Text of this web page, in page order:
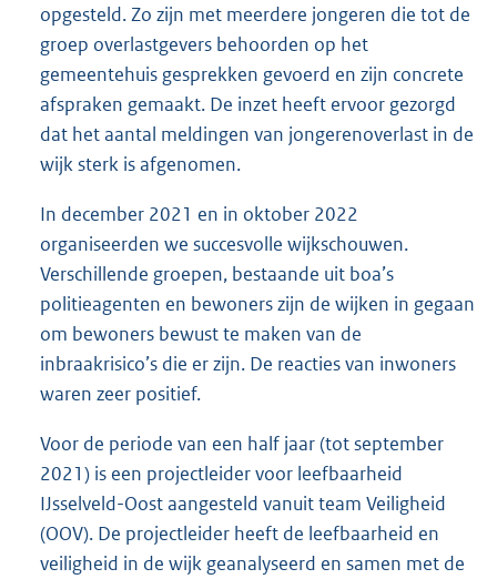
opgesteld. Zo zijn met meerdere jongeren die tot de
groep overlastgevers behoorden op het
gemeentehuis gesprekken gevoerd en zijn concrete
afspraken gemaakt. De inzet heeft ervoor gezorgd
dat het aantal meldingen van jongerenoverlast in de
wijk sterk is afgenomen.
In december 2021 en in oktober 2022
organiseerden we succesvolle wijkschouwen.
Verschillende groepen, bestaande uit boa’s
politieagenten en bewoners zijn de wijken in gegaan
om bewoners bewust te maken van de
inbraakrisico’s die er zijn. De reacties van inwoners
waren zeer positief.
Voor de periode van een half jaar (tot september
2021) is een projectleider voor leefbaarheid
IJsselveld-Oost aangesteld vanuit team Veiligheid
(OOV). De projectleider heeft de leefbaarheid en
veiligheid in de wijk geanalyseerd en samen met de